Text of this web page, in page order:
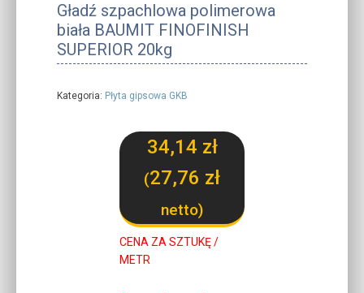
Gładź szpachlowa polimerowa
biała BAUMIT FINOFINISH
SUPERIOR 20kg
Kategoria: Płyta gipsowa GKB
34,14 zł
(27,76 zł
netto)
CENA ZA SZTUKĘ /
METR